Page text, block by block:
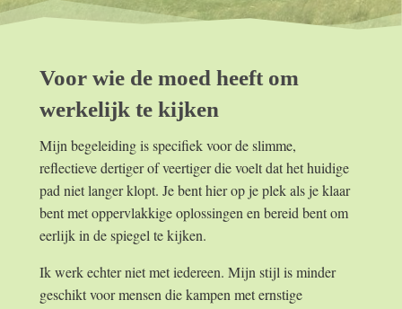
Voor wie de moed heeft om
werkelijk te kijken
Mijn begeleiding is specifiek voor de slimme,
reflectieve dertiger of veertiger die voelt dat het huidige
pad niet langer klopt. Je bent hier op je plek als je klaar
bent met oppervlakkige oplossingen en bereid bent om
eerlijk in de spiegel te kijken.
Ik werk echter niet met iedereen. Mijn stijl is minder
geschikt voor mensen die kampen met ernstige